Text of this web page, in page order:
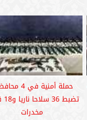
حملة أمنية في
مخدرات